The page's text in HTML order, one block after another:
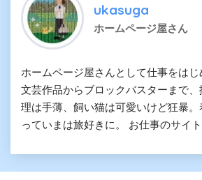
ukasuga
ホームページ屋さん
ホームページ屋さんとして仕事をは
文芸作品からブロックバスターまで
理は手薄、飼い猫は可愛いけど狂暴
っていまは旅好きに。 お仕事のサイ